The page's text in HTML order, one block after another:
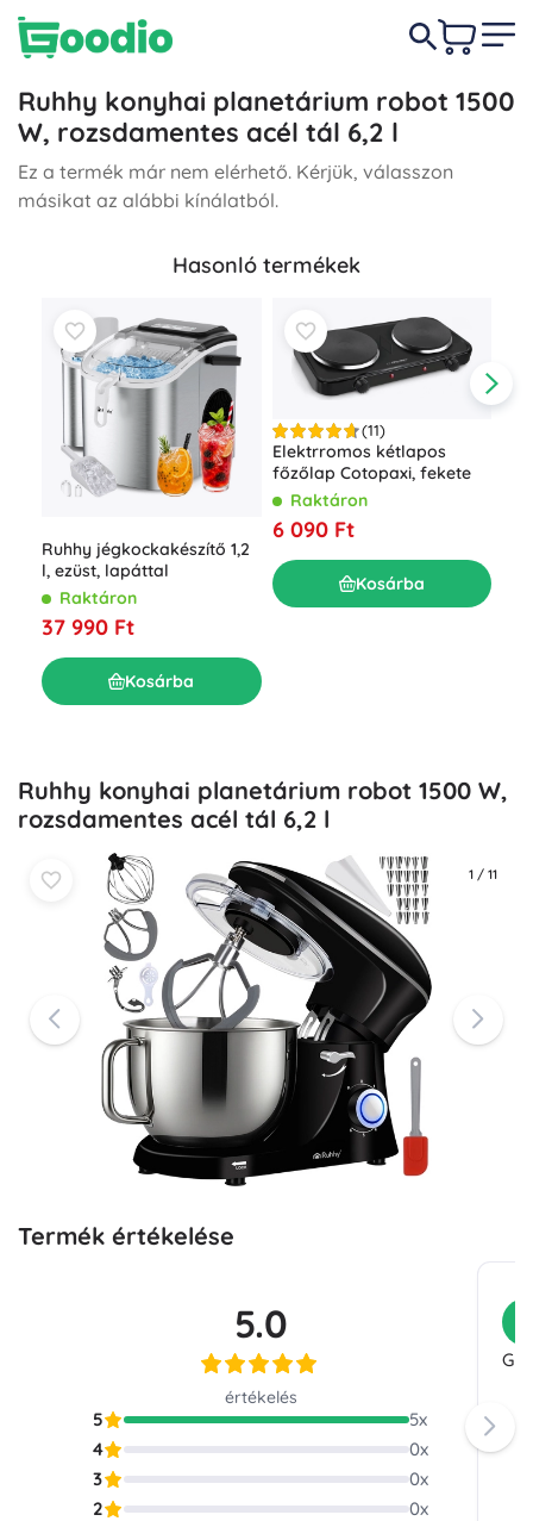
Ruhhy konyhai planetárium robot 1500
W, rozsdamentes acél tál 6,2 l
Ez a termék már nem elérhető. Kérjük, válasszon
másikat az alábbi kínálatból.
Hasonló termékek
Ruhhy jégkockakészítő 1,2
l, ezüst, lapáttal
Raktáron
37 990 Ft
Kosárba
(11)
Elektrromos kétlapos
főzőlap Cotopaxi, fekete
Raktáron
6 090 Ft
Kosárba
Ruhhy konyhai planetárium robot 1500 W,
rozsdamentes acél tál 6,2 l
1 / 11
Termék értékelése
5.0
értékelés
5 5x
4
0x
3
0x
2
0x